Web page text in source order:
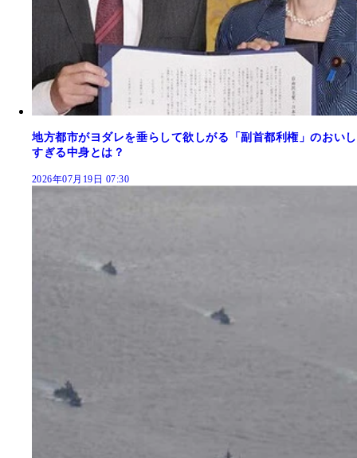
地方都市がヨダレを垂らして欲しがる「副首都利権」のおいし
すぎる中身とは？
2026年07月19日 07:30